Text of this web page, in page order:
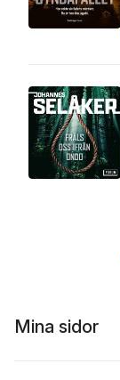
Mina sidor